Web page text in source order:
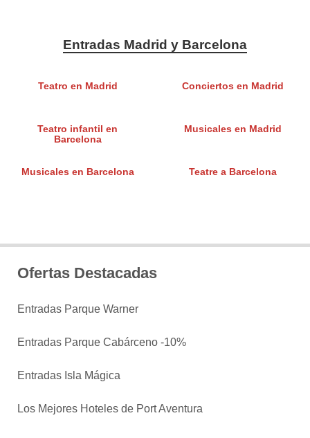
Entradas Madrid y Barcelona
Teatro en Madrid Conciertos en Madrid
Teatro infantil en
Barcelona
Musicales en Madrid
Musicales en Barcelona Teatre a Barcelona
Ofertas Destacadas
Entradas Parque Warner
Entradas Parque Cabárceno -10%
Entradas Isla Mágica
Los Mejores Hoteles de Port Aventura